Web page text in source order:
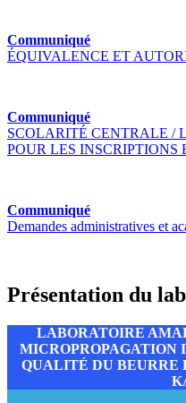
Communiqué
ÉQUIVALENCE ET
Communiqué
SCOLARITÉ CENTRALE /
POUR LES INSCRIPTIONS
Communiqué
Demandes administratives et
Présentation du
LABORATOIRE
MICROPROPAGATION
QUALITÉ DU BEURRE